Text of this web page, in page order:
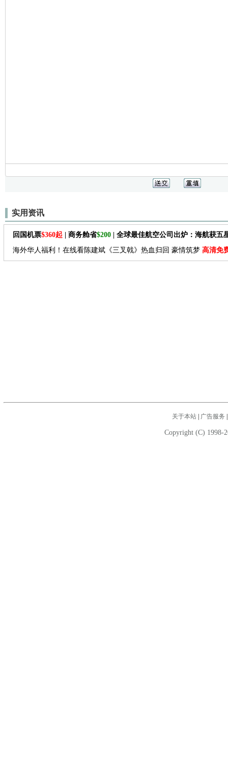
实用资讯
回国机票$360起 | 商务舱省$200 | 全球最佳航空公司出炉：海航获五
海外华人福利！在线看陈建斌《三叉戟》热血归回 豪情筑梦 高清免
关于本站| 广告服务
Copyright (C) 1998-